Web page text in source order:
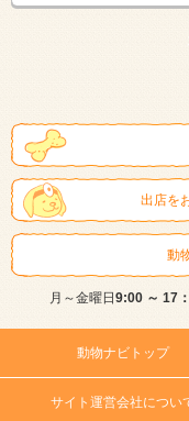
出店を
動
月～金曜日 9:00 ～ 17
動物ナビトップ
サイト運営会社につい